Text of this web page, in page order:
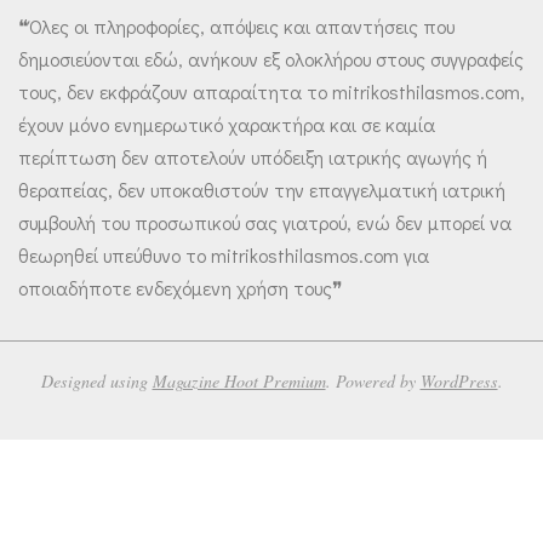
❝Όλες οι πληροφορίες, απόψεις και απαντήσεις που
δημοσιεύονται εδώ, ανήκουν εξ ολοκλήρου στους συγγραφείς
τους, δεν εκφράζουν απαραίτητα το mitrikosthilasmos.com,
έχουν μόνο ενημερωτικό χαρακτήρα και σε καμία
περίπτωση δεν αποτελούν υπόδειξη ιατρικής αγωγής ή
θεραπείας, δεν υποκαθιστούν την επαγγελματική ιατρική
συμβουλή του προσωπικού σας γιατρού, ενώ δεν μπορεί να
θεωρηθεί υπεύθυνο το mitrikosthilasmos.com για
οποιαδήποτε ενδεχόμενη χρήση τους❞
Designed using Magazine Hoot Premium. Powered by WordPress.